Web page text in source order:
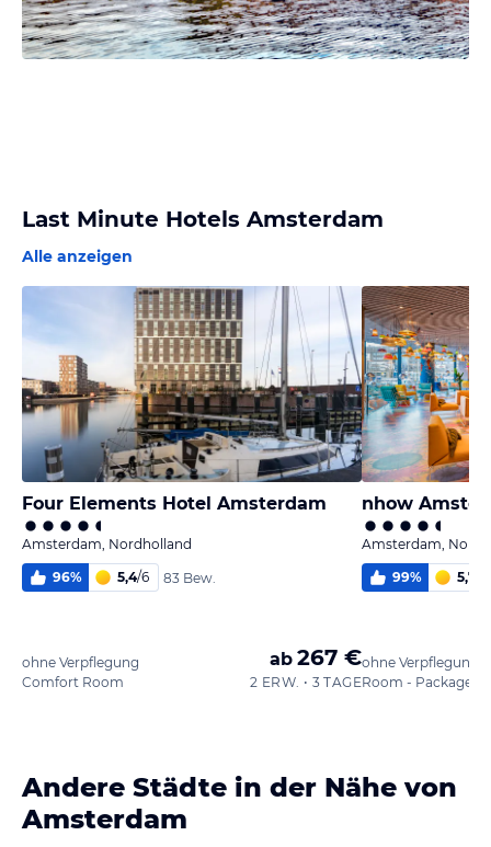
Last Minute Hotels Amsterdam
Alle anzeigen
Four Elements Hotel Amsterdam
Amsterdam, Nordholland
96% 5,4/6 83 Bew.
ohne Verpflegung
Comfort Room
ab 267 €
2 ERW. • 3 TAGE
nhow
Amsterdam,
99% 5,7
ohne Verpflegung
Andere Städte in der Nähe von
Amsterdam